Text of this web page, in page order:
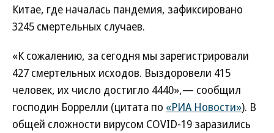
Китае, где началась пандемия, зафиксировано
3245 смертельных случаев.
«К сожалению, за сегодня мы зарегистрировали
427 смертельных исходов. Выздоровели 415
человек, их число достигло 4440»,— сообщил
господин Боррелли (цитата по «РИА Новости»). В
общей сложности вирусом COVID-19 заразились